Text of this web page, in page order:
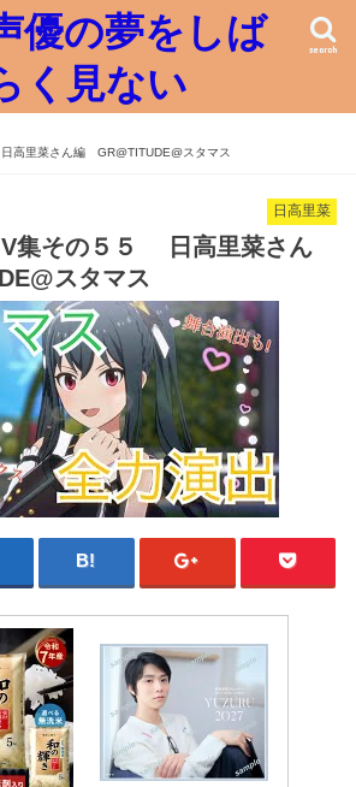
優の夢をしば
く見ない
search
高里菜さん編 GR@TITUDE@スタマス
日高里菜
集その５５ 日高里菜さん
スタマス